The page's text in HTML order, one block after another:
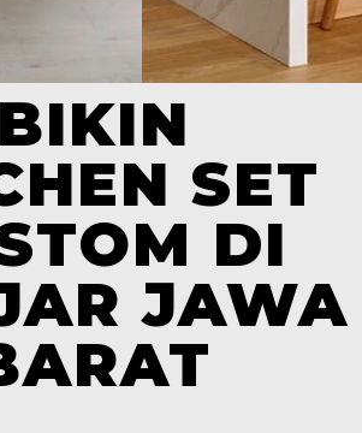
BIKIN
SET
DI
JAWA